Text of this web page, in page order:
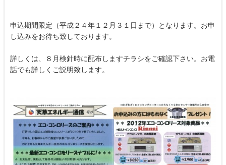
申込期間限定（平成２４年１２月３１日まで）となります。お申
し込みをお待ち致しております。
詳しくは、８月検針時に配布しますチラシをご確認下さい。お電
話でも詳しくご説明致します。